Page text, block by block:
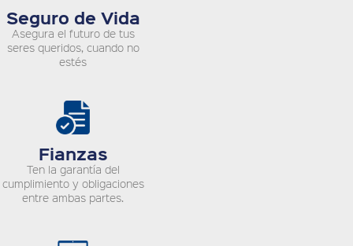
Seguro de Vida
Asegura el futuro de tus
seres queridos, cuando no
estés
Fianzas
Ten la garantía del
cumplimiento y obligaciones
entre ambas partes.